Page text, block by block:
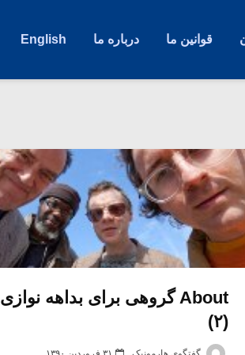
قوانین ما درباره ما English
About گروهی برای بداهه نوازی
(۲)